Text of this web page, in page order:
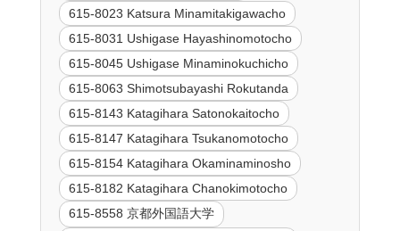
615-8023 Katsura Minamitakigawacho
615-8031 Ushigase Hayashinomotocho
615-8045 Ushigase Minaminokuchicho
615-8063 Shimotsubayashi Rokutanda
615-8143 Katagihara Satonokaitocho
615-8147 Katagihara Tsukanomotocho
615-8154 Katagihara Okaminaminosho
615-8182 Katagihara Chanokimotocho
615-8558 京都外国語大学